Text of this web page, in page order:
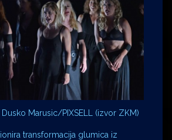
Dusko Marusic/PIXSELL (izvor ZKM)
transformacija glumica iz